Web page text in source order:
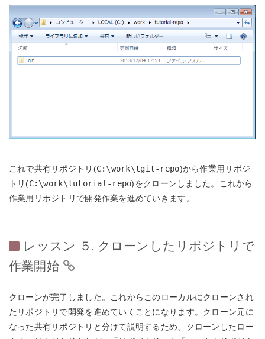
これで共有リポジトリ(C:\work\tgit-repo)から作業用リポジ
トリ(C:\work\tutorial-repo)をクローンしました。これから
作業用リポジトリで開発作業を進めていきます。
レッスン ５. クローンしたリポジトリで
作業開始
クローンが完了しました。これからこのローカルにクローンされ
たリポジトリで開発を進めていくことになります。クローン元に
なった共有リポジトリと分けて説明するため、クローンしたロー